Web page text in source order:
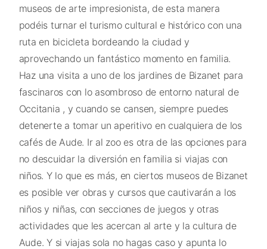
museos de arte impresionista, de esta manera
podéis turnar el turismo cultural e histórico con una
ruta en bicicleta bordeando la ciudad y
aprovechando un fantástico momento en familia.
Haz una visita a uno de los jardines de Bizanet para
fascinaros con lo asombroso de entorno natural de
Occitania , y cuando se cansen, siempre puedes
detenerte a tomar un aperitivo en cualquiera de los
cafés de Aude. Ir al zoo es otra de las opciones para
no descuidar la diversión en familia si viajas con
niños. Y lo que es más, en ciertos museos de Bizanet
es posible ver obras y cursos que cautivarán a los
niños y niñas, con secciones de juegos y otras
actividades que les acercan al arte y la cultura de
Aude. Y si viajas sola no hagas caso y apunta lo